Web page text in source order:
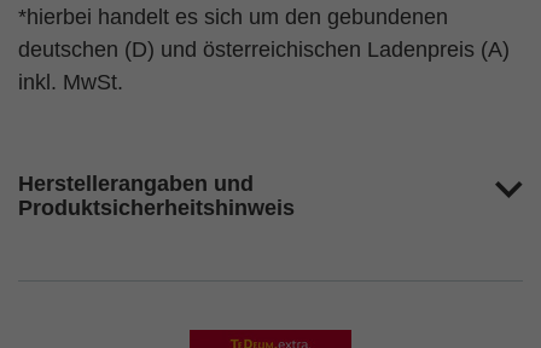
*hierbei handelt es sich um den gebundenen
deutschen (D) und österreichischen Ladenpreis (A)
inkl. MwSt.
Herstellerangaben und
Produktsicherheitshinweis